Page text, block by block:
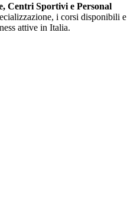
Centri Sportivi e Personal
i corsi disponibili e
attive in Italia.